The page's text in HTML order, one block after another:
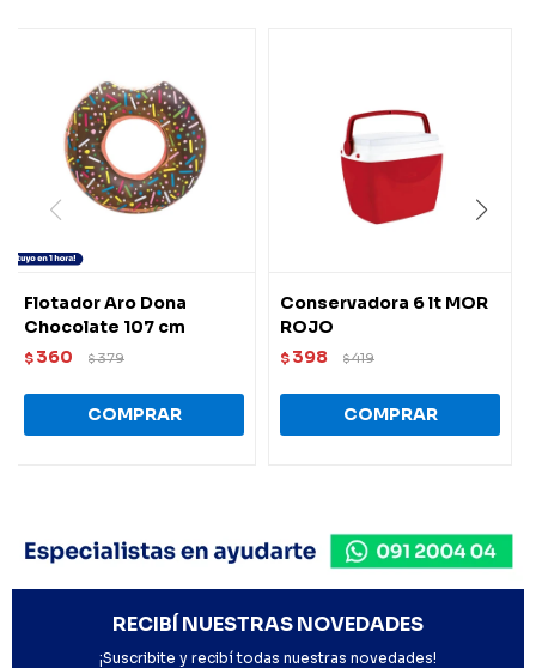
Flotador Aro Dona
Chocolate 107 cm
$ 360 $379
Conservadora 6 lt MOR
ROJO
$ 398 $419
RECIBÍ NUESTRAS NOVEDADES
¡Suscribite y recibí todas nuestras novedades!